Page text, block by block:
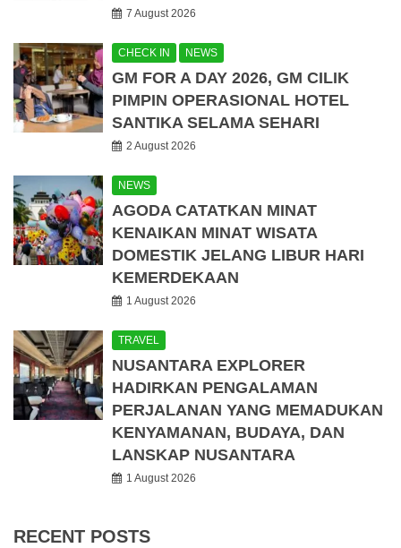
7 August 2026
CHECK IN NEWS
GM FOR A DAY 2026, GM CILIK
PIMPIN OPERASIONAL HOTEL
SANTIKA SELAMA SEHARI
2 August 2026
NEWS
AGODA CATATKAN MINAT
KENAIKAN MINAT WISATA
DOMESTIK JELANG LIBUR HARI
KEMERDEKAAN
1 August 2026
TRAVEL
NUSANTARA EXPLORER
HADIRKAN PENGALAMAN
PERJALANAN YANG MEMADUKAN
KENYAMANAN, BUDAYA, DAN
LANSKAP NUSANTARA
1 August 2026
RECENT POSTS